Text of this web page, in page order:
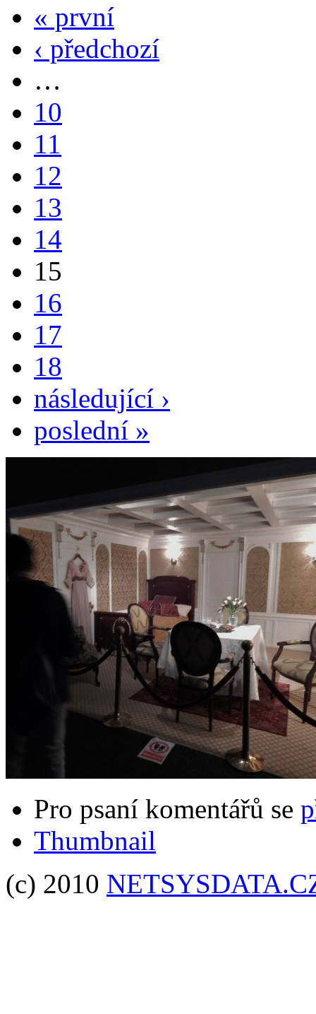
« první
‹ předchozí
…
10
11
12
13
14
15
16
17
18
následující ›
poslední »
Pro psaní komentářů se
Thumbnail
(c) 2010